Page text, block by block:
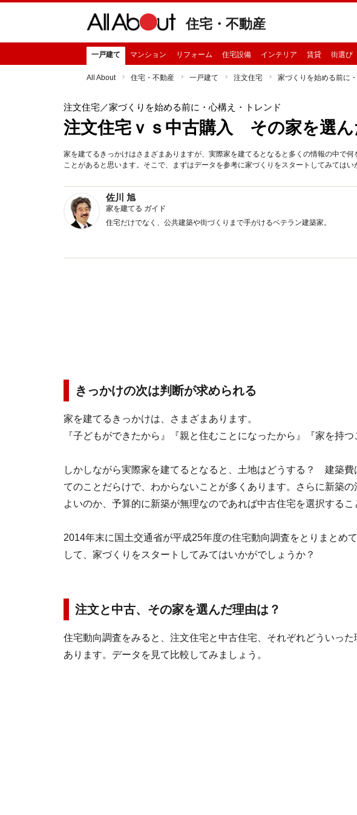
住宅・不動産
一戸建て マンション リフォーム 住宅設備 インテリア 賃貸 街選び
All About 住宅・不動産 一戸建て 注文住宅 家づくりを始める前に
注文住宅／家づくりを始める前に・心構え・トレンド
注文住宅ｖｓ中古購入 その家を選ん
家を建てるきっかけはさまざまありますが、実際家を建てるとなると多くの情報の中で
ことがあると思います。そこで、まずはデータを参考に家づくりをスタートしてみてはい
佐川 旭
家を建てる ガイド
住宅だけでなく、公共建築や街づくりまで手がけるベテラン建築家。
きっかけの次は判断が求められる
家を建てるきっかけは、さまざまあります。
『子どもができたから』『親と住むことになったから』『家を持
しかしながら実際家を建てるとなると、土地はどうする？ 建築
てのことだらけで、わからないことが多くあります。さらに新築
よいのか、予算的に新築が無理なのであれば中古住宅を選択するこ
2014年末に国土交通省が平成25年度の住宅動向調査をとりまとめ
して、家づくりをスタートしてみてはいかがでしょうか？
注文と中古、その家を選んだ理由は？
住宅動向調査をみると、注文住宅と中古住宅、それぞれどういっ
あります。データを見て比較してみましょう。